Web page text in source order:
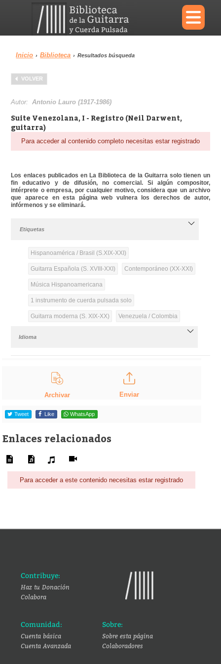
×
Menu
Biblioteca
Área personal Reproductor
Inicio › Biblioteca › Resultados búsqueda
VOLVER
Autor:Antonio Lauro (1917-1986)
Suite Venezolana, I - Registro (Neil Darwent,
guitarra)
Para acceder al contenido completo necesitas estar registrado
Los enlaces publicados en La Biblioteca de la Guitarra solo tienen un
fin educativo y de difusión, no comercial. Si algún compositor,
intérprete o empresa, por cualquier motivo, considera que un archivo
que aparece en esta página web vulnera los derechos de autor,
infórmenos y se eliminará.
Etiquetas
Hispanoamérica / Brasil (S.XIX-XXI)
Guitarra Española (S. XVIII-XXI) Contemporáneo (XX-XXI)
Música Hispanoamericana
1 instrumento de cuerda pulsada solo
Guitarra moderna (S. XIX-XX) Venezuela / Colombia
Idioma
Archivar Enviar
Tweet Like WhatsApp
Enlaces relacionados
Para acceder a este contenido necesitas estar registrado
Contribuye:
Haz tu Donación
Colabora
Comunidad:
Cuenta básica
Cuenta Avanzada
Sobre:
Sobre esta página
Colaboradores